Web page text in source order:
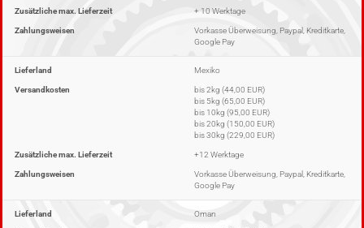
Zusätzliche max. Lieferzeit + 10 Werktage
Zahlungsweisen
Vorkasse Überweisung, Paypal, Kreditkarte,
Google Pay
Lieferland Mexiko
Versandkosten
bis 2kg (44,00 EUR)
bis 5kg (65,00 EUR)
bis 10kg (95,00 EUR)
bis 20kg (150,00 EUR)
bis 30kg (229,00 EUR)
Zusätzliche max. Lieferzeit +12 Werktage
Zahlungsweisen
Vorkasse Überweisung, Paypal, Kreditkarte,
Google Pay
Lieferland Oman